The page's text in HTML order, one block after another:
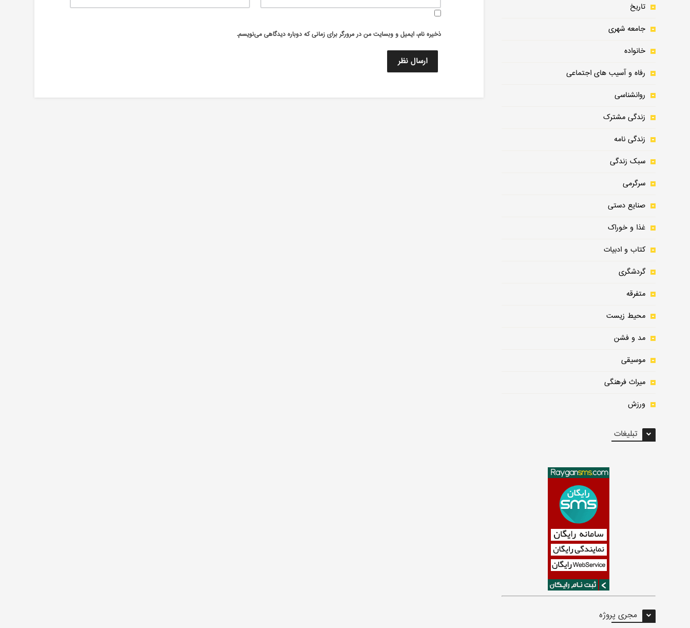
ذخیره نام، ایمیل و وبسایت من در مرورگر برای زمانی که دوباره دیدگاهی می‌نویسم.
تاریخ
جامعه شهری
خانواده
رفاه و آسیب های اجتماعی
روانشناسی
زندگی مشترک
زندگی نامه
سبک زندگی
سرگرمی
صنایع دستی
غذا و خوراک
کتاب و ادبیات
گردشگری
متفرقه
محیط زیست
مد و فشن
موسیقی
میراث فرهنگی
ورزش
تبلیغات
مجری پروژه